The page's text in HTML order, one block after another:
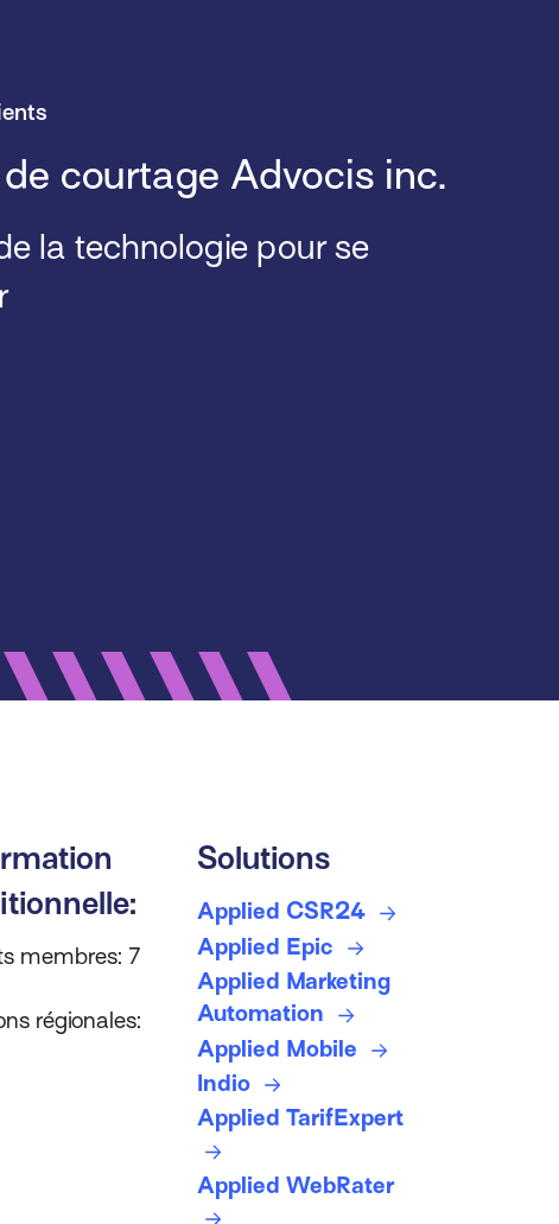
courtage Advocis inc.
la technologie pour se
membres: 7
régionales:
Solutions
Applied CSR24
Applied Epic
Applied Marketing
Automation
Applied Mobile
Indio
Applied TarifExpert
Applied WebRater